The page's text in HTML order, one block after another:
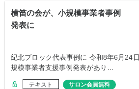
横笛の会が、小規模事業者事例
発表に
紀北ブロック代表事例に 令和8年6月24
規模事業者支援事例発表があり…
テキスト サロン会員無料